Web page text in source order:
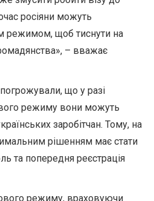
росіяни можуть
режимом, щоб тиснути на
– вважає
що у разі
режиму вони можуть
заробітчан. Тому, на
рішенням має стати
та попередня реєстрація
режиму, враховуючи